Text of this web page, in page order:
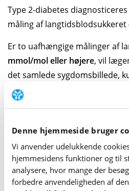
Denne hjemmeside bruger
Vi anvender udelukkende
hjemme­sidens funktioner og til
analysere, hvor mange der
forbedre anvende­lig­heden af
Type 2-diabetes
måling af langtidsblodsukkeret
Er to uafhængige målinger af
mmol/mol eller højere, vil
det samlede sygdomsbillede,
type 2-diabetes.
Læs mere om,hvordan
stilles
Prædiabetes
Har man et
ligger man i et